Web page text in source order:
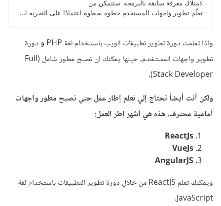
وإذا تعلمت دورة تطوير تطبيقات الويب باستخدام لغة PHP ودورة
تطوير واجهات المستخدم, حينها يمكنك ان تصبح مطور شامل (Full
Stack Developer)
.
ولكن أنت أيضاً تحتاج إلي تعلم إطار عمل حتي تصبح مطور واجهات
أمامية محترف, هذه هي أشهر إطر العمل:
ReactJs
VueJs
AngularJS
ويمكنك تعلم ReactJS من خلال
دورة تطوير التطبيقات باستخدام لغة
JavaScript.